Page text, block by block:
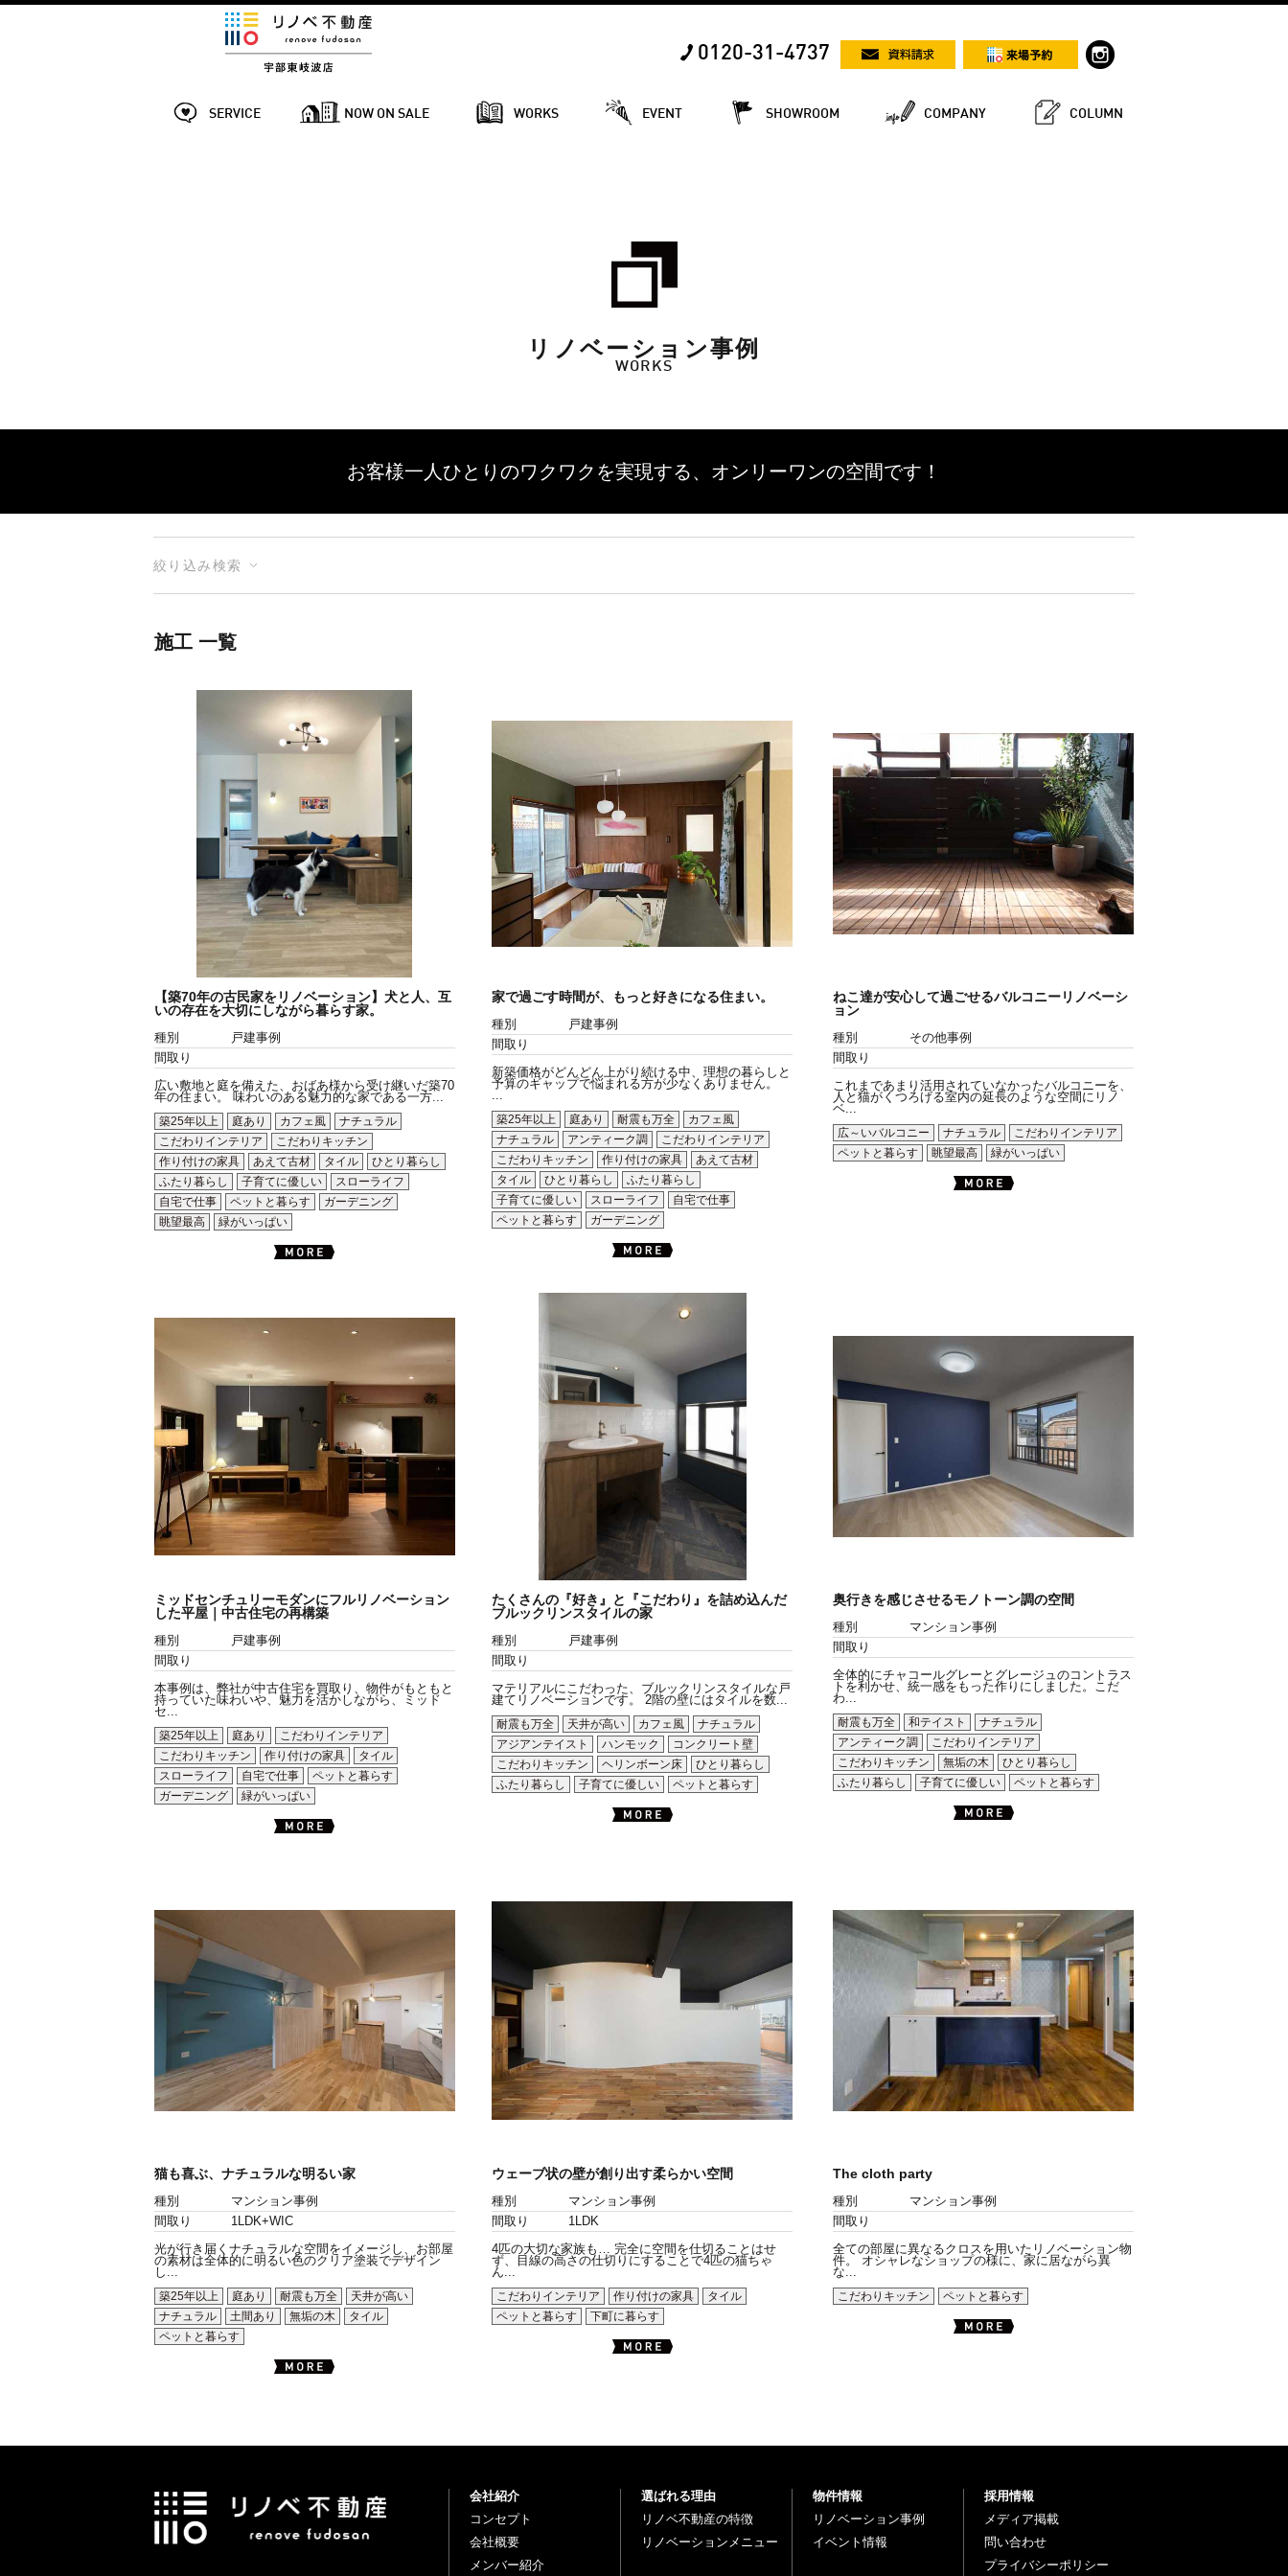
0120-31-4737
SERVICE NOW ON SALE WORKS EVENT SHOWROOM COMPANY COLUMN
リノベーション事例
WORKS
お客様一人ひとりのワクワクを実現する、 オンリーワンの空間です！
絞り込み検索
施工 一覧
【築70年の古民家をリノベーション】犬と人、互
いの存在を大切にしながら暮らす家。
種別
戸建事例
間取り
広い敷地と庭を備えた、おばあ様から受け継いだ築70
年の住まい。 味わいのある魅力的な家である一方...
築25年以上
庭あり カフェ風
ナチュラル
こだわりインテリア
こだわりキッチン
作り付けの家具
あえて古材 タイル
ひとり暮らし
ふたり暮らし
子育てに優しい
スローライフ
自宅で仕事
ペットと暮らす
ガーデニング
眺望最高
緑がいっぱい
家で過ごす時間が、もっと好きになる住まい。
種別
戸建事例
間取り
新築価格がどんどん上がり続ける中、理想の暮らしと
予算のギャップで悩まれる方が少なくありません。
...
築25年以上
庭あり 耐震も万全
カフェ風
ナチュラル
アンティーク調
こだわりインテリア
こだわりキッチン
作り付けの家具
あえて古材
タイル
ひとり暮らし
ふたり暮らし
子育てに優しい
スローライフ
自宅で仕事
ペットと暮らす
ガーデニング
ねこ達が安心して過ごせるバルコニーリノベーシ
ョン
種別
その他事例
間取り
これまであまり活用されていなかったバルコニーを、
人と猫がくつろげる室内の延長のような空間にリノ
ベ...
広～いバルコニー
ナチュラル
こだわりインテリア
ペットと暮らす
眺望最高 緑がいっぱい
ミッドセンチュリーモダンにフルリノベーション
した平屋｜中古住宅の再構築
種別
戸建事例
間取り
本事例は、弊社が中古住宅を買取り、物件がもともと
持っていた味わいや、魅力を活かしながら、ミッド
セ...
築25年以上
庭あり
こだわりインテリア
こだわりキッチン
作り付けの家具
タイル
スローライフ
自宅で仕事
ペットと暮らす
ガーデニング
緑がいっぱい
たくさんの『好き』と『こだわり』を詰め込んだ
ブルックリンスタイルの家
種別
戸建事例
間取り
マテリアルにこだわった、ブルックリンスタイルな戸
建てリノベーションです。 2階の壁にはタイルを数...
耐震も万全
天井が高い カフェ風
ナチュラル
アジアンテイスト
ハンモック
コンクリート壁
こだわりキッチン
ヘリンボーン床
ひとり暮らし
ふたり暮らし
子育てに優しい ペットと暮らす
奥行きを感じさせるモノトーン調の空間
種別
マンション事例
間取り
全体的にチャコールグレーとグレージュのコントラス
トを利かせ、統一感をもった作りにしました。こだ
わ...
耐震も万全
和テイスト
ナチュラル
アンティーク調
こだわりインテリア
こだわりキッチン
無垢の木
ひとり暮らし
ふたり暮らし
子育てに優しい ペットと暮らす
猫も喜ぶ、ナチュラルな明るい家
種別
マンション事例
間取り
1LDK+WIC
光が行き届くナチュラルな空間をイメージし、お部屋
の素材は全体的に明るい色のクリア塗装でデザイン
し...
築25年以上
庭あり 耐震も万全
天井が高い
ナチュラル
土間あり 無垢の木
タイル
ペットと暮らす
ウェーブ状の壁が創り出す柔らかい空間
種別
マンション事例
間取り
1LDK
4匹の大切な家族も… 完全に空間を仕切ることはせ
ず、目線の高さの仕切りにすることで4匹の猫ちゃ
ん...
こだわりインテリア
作り付けの家具
タイル
ペットと暮らす
下町に暮らす
The cloth party
種別
マンション事例
間取り
全ての部屋に異なるクロスを用いたリノベーション物
件。 オシャレなショップの様に、家に居ながら異
な...
こだわりキッチン
ペットと暮らす
会社紹介
コンセプト
会社概要
メンバー紹介
選ばれる理由
リノベ不動産の特徴
リノベーションメニュー
物件情報
リノベーション事例
イベント情報
採用情報
メディア掲載
問い合わせ
プライバシーポリシー